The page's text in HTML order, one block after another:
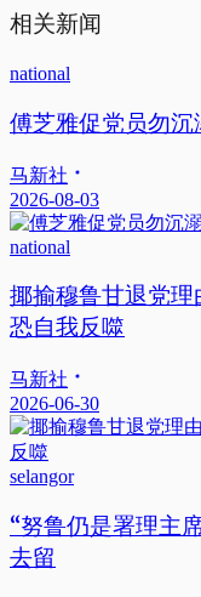
相关新闻
national
傅芝雅促党员勿
马新社
2026-08-03
national
揶揄穆鲁甘退党理
恐自我反噬
马新社
2026-06-30
selangor
“努鲁仍是署理主
去留